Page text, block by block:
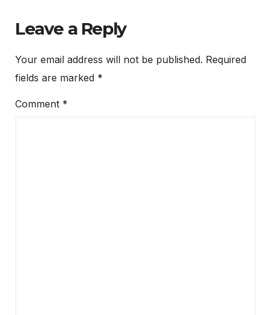
Leave a Reply
Your email address will not be published. Required
fields are marked *
Comment *